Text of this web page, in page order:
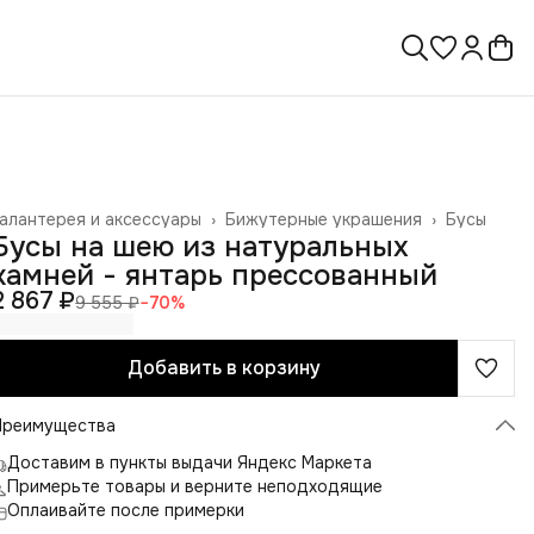
Бусы
Бижутерные украшения ›
и аксессуары ›
на шею из натуральных
- янтарь прессованный
867 ₽9 555 ₽−70%
Добавить в корзину
Доставим в пункты выдачи Яндекс Маркета
Примерьте товары и верните неподходящие
Оплаивайте после примерки